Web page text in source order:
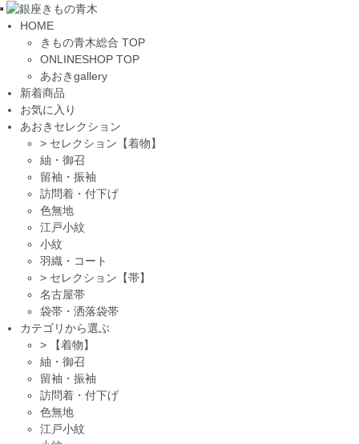
Toggle
navigation
HOME
きもの青木総合 TOP
ONLINESHOP TOP
あおきgallery
新着商品
お気に入り
あおきセレクション
> セレクション【着物】
紬・御召
留袖・振袖
訪問着・付下げ
色無地
江戸小紋
小紋
羽織・コート
> セレクション【帯】
名古屋帯
袋帯・洒落袋帯
カテゴリから選ぶ
>
【着物】
紬・御召
留袖・振袖
訪問着・付下げ
色無地
江戸小紋